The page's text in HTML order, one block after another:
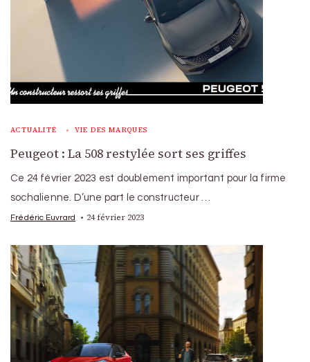
ACTUALITÉ VIE DES MARQUES
Peugeot : La 508 restylée sort ses griffes
Ce 24 février 2023 est doublement important pour la firme
sochalienne. D’une part le constructeur …
Frédéric Euvrard 24 février 2023